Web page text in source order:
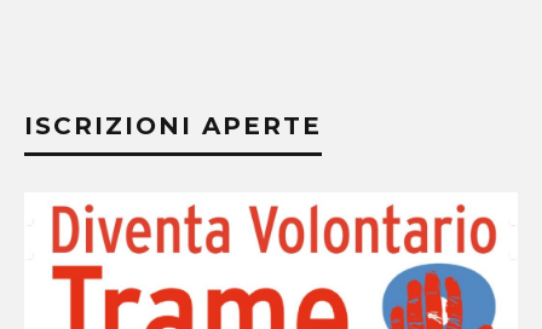
ISCRIZIONI APERTE